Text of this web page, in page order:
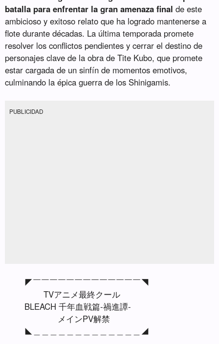
batalla para enfrentar la gran amenaza final de este
ambicioso y exitoso relato que ha logrado mantenerse a
flote durante décadas. La última temporada promete
resolver los conflictos pendientes y cerrar el destino de
personajes clave de la obra de Tite Kubo, que promete
estar cargada de un sinfín de momentos emotivos,
culminando la épica guerra de los Shinigamis.
PUBLICIDAD
◤￣￣￣￣￣￣￣￣￣￣￣￣￣◥
TVアニメ最終クール
BLEACH 千年血戦篇-禍進譚-
メインPV解禁
◣＿＿＿＿＿＿＿＿＿＿＿＿＿◢